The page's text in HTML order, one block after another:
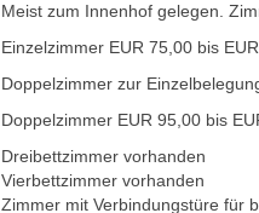
Meist zum Innenhof gelegen.
Einzelzimmer EUR 75,00 bis
Doppelzimmer zur
Doppelzimmer EUR 95,00 bis
Dreibettzimmer vorhanden
Vierbettzimmer vorhanden
Zimmer mit Verbindungstüre für